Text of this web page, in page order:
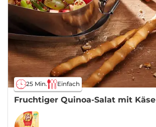
25 Min. Einfach
Fruchtiger Quinoa-Salat mit Käse